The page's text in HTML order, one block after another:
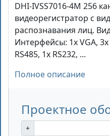
DHI-IVSS7016-4M 256
видеорегистратор с
распознавания лиц.
Интерфейсы: 1x VGA,
RS485, 1x RS232, ...
Полное описание
Проектное
+